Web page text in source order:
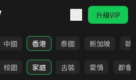
升級VIP
中國 香港 泰國 新加坡 歐
校園 家庭 古裝 愛情 都會